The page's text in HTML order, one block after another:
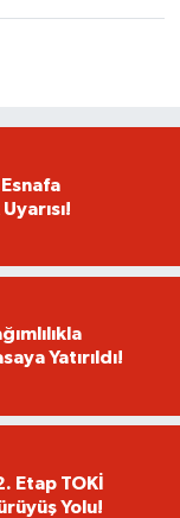
Esnafa
Uyarısı!
Yatırıldı!
Etap TOKİ
Yolu!